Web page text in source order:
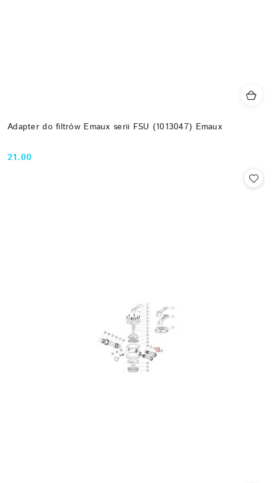
Adapter do filtrów Emaux serii FSU (1013047) Emaux
Cena:
21.00